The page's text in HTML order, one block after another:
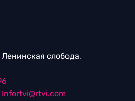
слобода,
Infortvi@rtvi.com